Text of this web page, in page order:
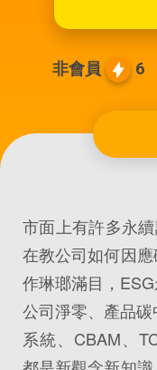
非會員 6
市面上有許多永
在教公司如何因
作琳瑯滿目，ESG
公司淨零、產品
系統、CBAM、